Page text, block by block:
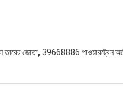
জোতা, 39668886 পাওয়ারট্রেন